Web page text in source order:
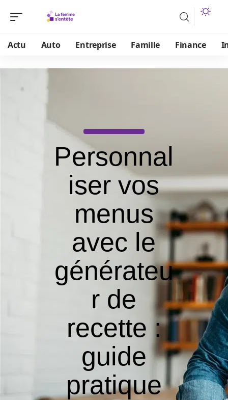
Actu Auto Entreprise Famille Finance
Personnal
iser vos
menus
avec le
générateu
r de
recette :
guide
pratique